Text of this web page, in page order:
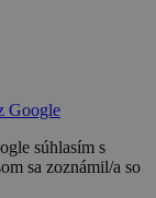
Google
súhlasím s
sa zoznámil/a so